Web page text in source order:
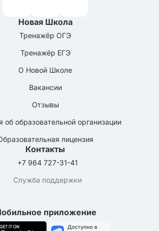
Новая Школа
Тренажёр ОГЭ
Тренажёр ЕГЭ
О Новой Школе
Вакансии
Отзывы
об образовательной организации
лицензия
Контакты
+7 964 727-31-41
Служба поддержки
приложение